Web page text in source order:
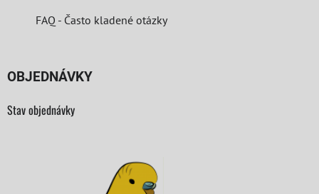
FAQ - Často kladené otázky
OBJEDNÁVKY
Stav objednávky